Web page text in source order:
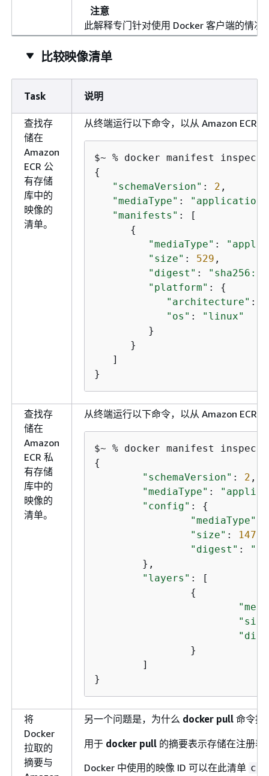
注意
此解释专门针对使用 Docker 客户端的情
比较映像清单
Task 说明
查找存
储在
Amazon
ECR 公
有存储
库中的
映像的
清单。
从终端运行以下命令，以从 Amazon ECR
$~ % docker manifest inspect
{
"schemaVersion" : 2 ,
"mediaType" :
"manifests" : [
{
"mediaType" :
"size" : 529 ,
"digest" :
"platform" : {
"architecture" :
"os" :
"linux"
         }
      }
   ]
}
查找存
储在
Amazon
ECR 私
有存储
库中的
映像的
清单。
从终端运行以下命令，以从 Amazon ECR
$~ % docker manifest inspect
{
"schemaVersion" : 2 ,
"mediaType" :
"config" : {
"mediaType"
"size" : 1477
"digest" :
"layers" : [
{
}
将
Docker
拉取的
摘要与
另一个问题是，为什么 docker pull 命令提
用于 docker pull 的摘要表示存储在注册
Docker 中使用的映像 ID 可以在此清单